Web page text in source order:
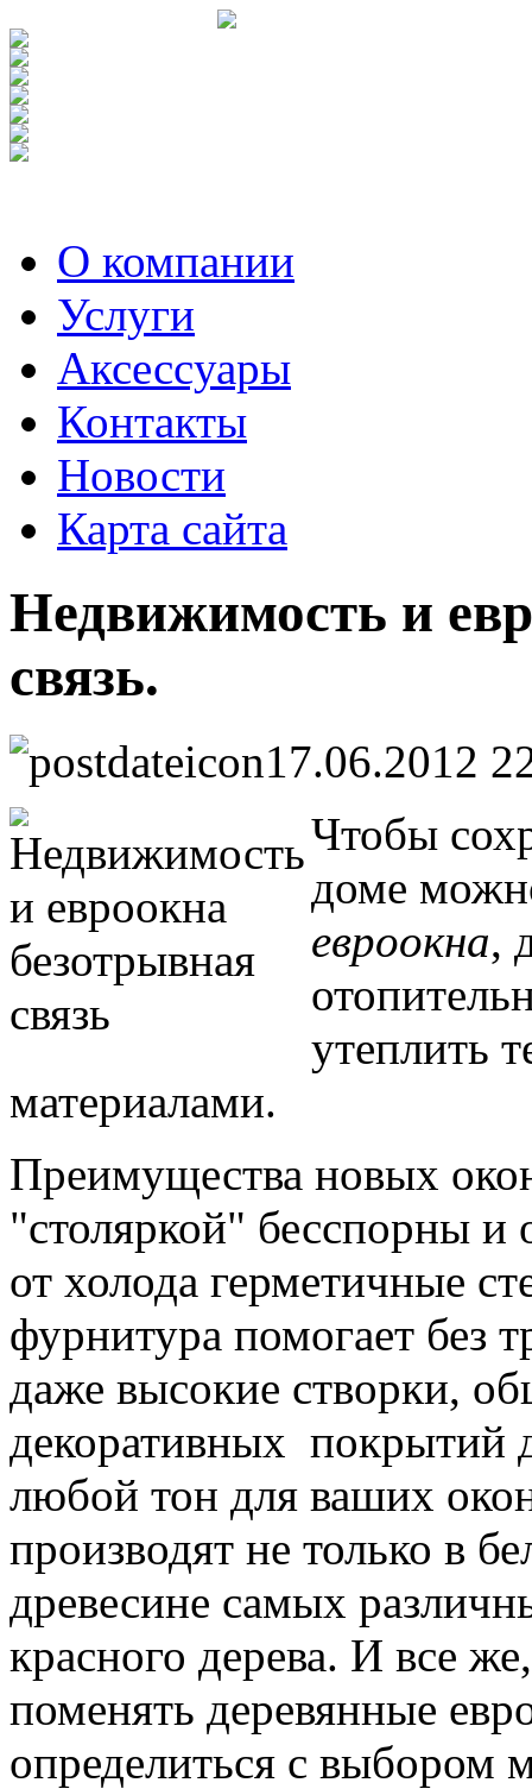
О компании
Услуги
Аксесcуары
Контакты
Новости
Карта сайта
Недвижимость и
связь.
17.06.2012
Чтобы
доме
евроокна,
утеплить
материалами.
Преимущества новых
"столяркой" бесспорны
от холода герметичные
фурнитура помогает без
даже высокие створки,
декоративных покрытий
любой тон для ваших
производят не только в
древесине самых
красного дерева. И все
поменять деревянные
определиться с выбором